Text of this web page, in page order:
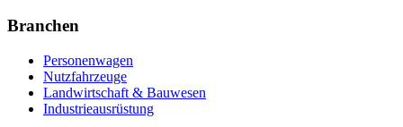
Branchen
Personenwagen
Nutzfahrzeuge
Landwirtschaft & Bauwesen
Industrieausrüstung